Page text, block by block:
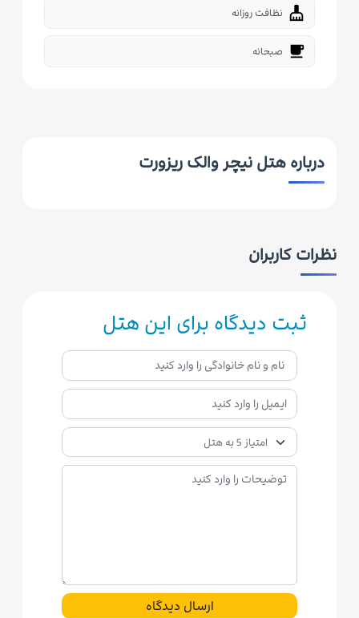
cleaning_services نظافت روزانه
free_breakfast صبحانه
درباره هتل نیچر والک ریزورت
نظرات کاربران
ثبت دیدگاه برای این هتل
ارسال دیدگاه